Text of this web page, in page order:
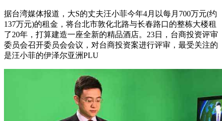
据台湾媒体报道，大S的丈夫汪小菲今年4月以每月700万元(约
137万元)的租金，将台北市敦化北路与长春路口的整栋大楼租
了20年，打算建造一座全新的精品酒店。23日，台商投资评审
委员会召开委员会会议，对台商投资案进行评审，最受关注的
是汪小菲的伊泽尔亚洲PLU